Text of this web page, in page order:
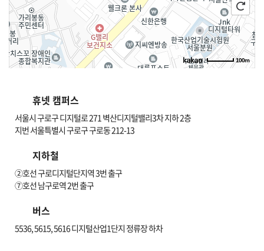
100m
휴넷 캠퍼스
서울시 구로구 디지털로 271 벽산디지털밸리3차 지하 2층
지번 서울특별시 구로구 구로동 212-13
지하철
②호선 구로디지털단지역 3번 출구
⑦호선 남구로역 2번 출구
버스
5536, 5615, 5616 디지털산업1단지 정류장 하차